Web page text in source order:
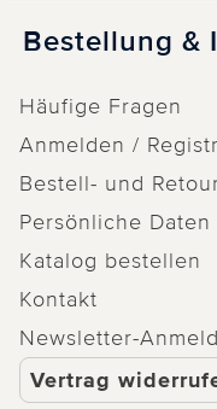
Bestellung &
Häufige Fragen
Anmelden /
Bestell- und
Persönliche Daten
Katalog bestellen
Kontakt
Newsletter-
Vertrag